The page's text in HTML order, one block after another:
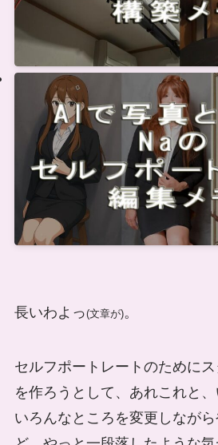
長いわよっ(文章が)。
セルフポートレートのために
を作ろうとして、あれこれと
いろんなところを変更しなが